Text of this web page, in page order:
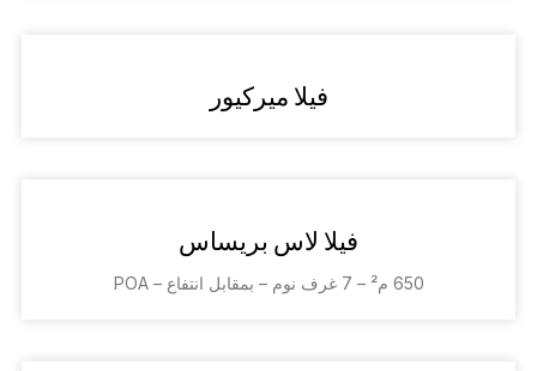
فيلا ميركيور
فيلا لاس بريساس
650 م² – 7 غرف نوم – بمقابل انتفاع – POA